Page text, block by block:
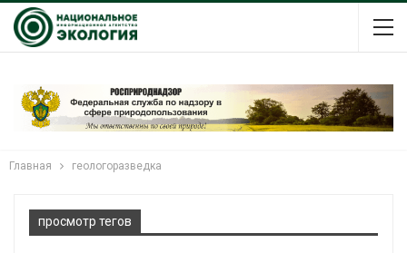
Главная геологоразведка
просмотр тегов